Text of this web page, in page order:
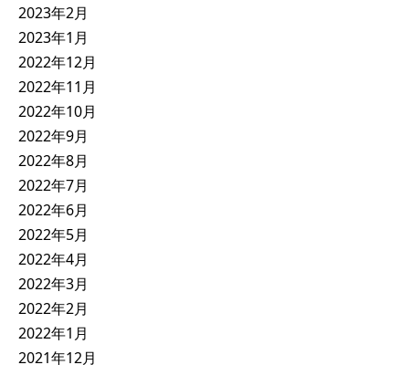
2023年2月
2023年1月
2022年12月
2022年11月
2022年10月
2022年9月
2022年8月
2022年7月
2022年6月
2022年5月
2022年4月
2022年3月
2022年2月
2022年1月
2021年12月